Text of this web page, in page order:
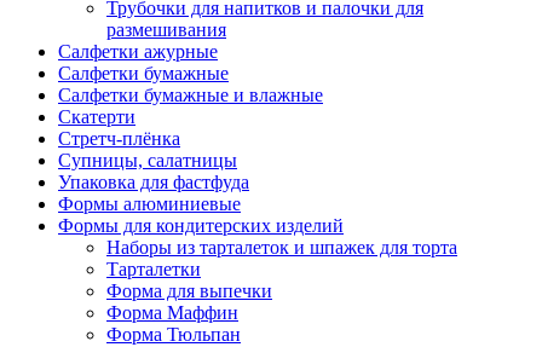
Трубочки для напитков и палочки для
размешивания
Салфетки ажурные
Салфетки бумажные
Салфетки бумажные и влажные
Скатерти
Стретч-плёнка
Супницы, салатницы
Упаковка для фастфуда
Формы алюминиевые
Формы для кондитерских изделий
Наборы из тарталеток и шпажек для торта
Тарталетки
Форма для выпечки
Форма Маффин
Форма Тюльпан